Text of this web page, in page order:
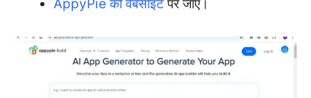
AppyPie की वेबसाइटपर जाएं।